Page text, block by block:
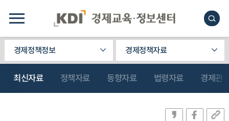
경제정책정보 경제정책자료
최신자료 정책자료 동향자료 법령자료 경제관